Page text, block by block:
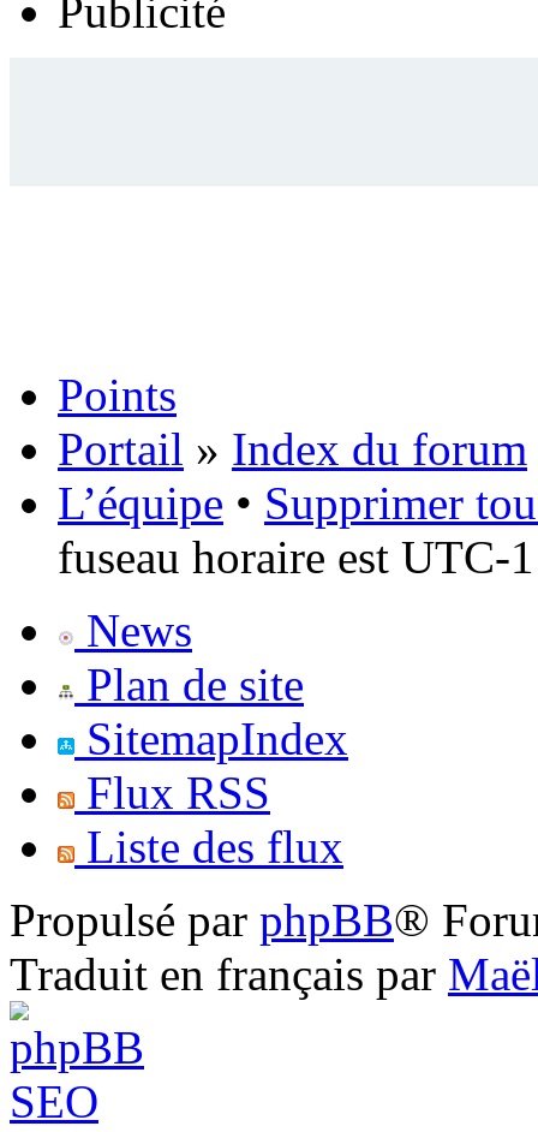
Publicité
Points
Portail » Index du forum
L’équipe • Supprimer
fuseau horaire est UTC-
News
Plan de site
SitemapIndex
Flux RSS
Liste des flux
Propulsé par phpBB®
Traduit en français par